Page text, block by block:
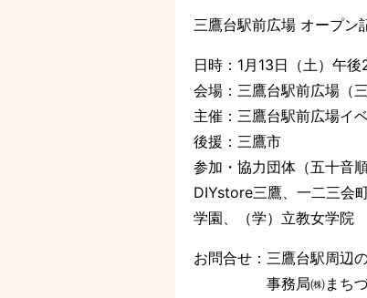
三鷹台駅前広場 オープン
日時：1月13日（土）午
会場：三鷹台駅前広場（
主催：三鷹台駅前広場イ
後援：三鷹市
参加・協力団体（五十音
DIYstore三鷹、一二三会
学園、（学）立教女学院
お問合せ：三鷹台駅周辺
事務局㈱まちづ